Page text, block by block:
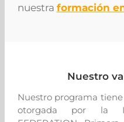
nuestra formación
Nuestro
Nuestro programa
otorgada por la